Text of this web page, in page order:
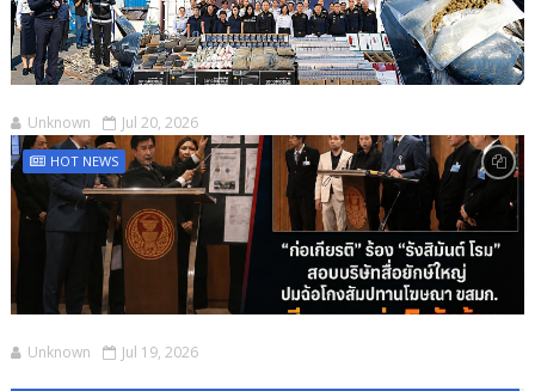
Unknown Jul 20, 2026
HOT NEWS
Unknown Jul 19, 2026